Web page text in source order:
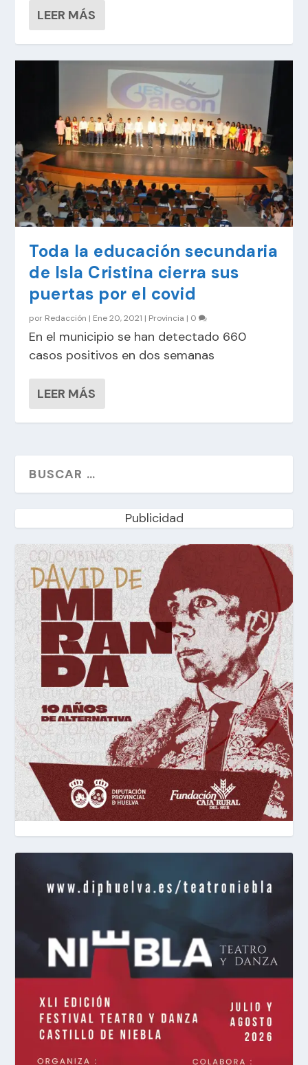
LEER MÁS
Toda la educación secundaria
de Isla Cristina cierra sus
puertas por el covid
por Redacción | Ene 20, 2021 | Provincia | 0
En el municipio se han detectado 660
casos positivos en dos semanas
LEER MÁS
Publicidad